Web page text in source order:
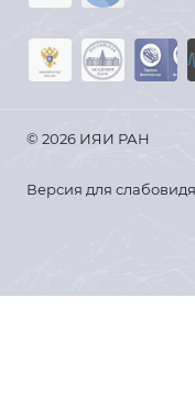
© 2026 ИЯИ РАН
Версия для